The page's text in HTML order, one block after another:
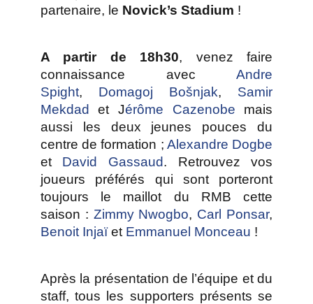
partenaire, le Novick’s Stadium !
A partir de 18h30, venez faire
connaissance avecAndre
Spight, Domagoj Bošnjak, Samir
Mekdad et Jérôme Cazenobe mais
aussi les deux jeunes pouces du
centre de formation ; Alexandre Dogbe
et David Gassaud. Retrouvez vos
joueurs préférés qui sont porteront
toujours le maillot du RMB cette
saison : Zimmy Nwogbo, Carl Ponsar,
Benoit Injaïet Emmanuel Monceau !
Après la présentation de l’équipe et du
staff, tous les supporters présents se